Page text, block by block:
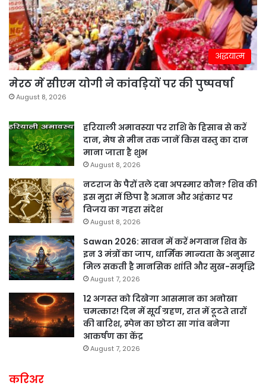
अद्धयात्म
मेरठ में सीएम योगी ने कांवड़ियों पर की पुष्पवर्षा
August 8, 2026
हरियाली अमावस्या पर राशि के हिसाब से करें
दान, मेष से मीन तक जानें किस वस्तु का दान
माना जाता है शुभ
August 8, 2026
नटराज के पैरों तले दबा अपस्मार कौन? शिव की
इस मुद्रा में छिपा है अज्ञान और अहंकार पर
विजय का गहरा संदेश
August 8, 2026
Sawan 2026: सावन में करें भगवान शिव के
इन 3 मंत्रों का जाप, धार्मिक मान्यता के अनुसार
मिल सकती है मानसिक शांति और सुख-समृद्धि
August 7, 2026
12 अगस्त को दिखेगा आसमान का अनोखा
चमत्कार! दिन में सूर्य ग्रहण, रात में टूटते तारों
की बारिश, स्पेन का छोटा सा गांव बनेगा
आकर्षण का केंद्र
August 7, 2026
करिअर